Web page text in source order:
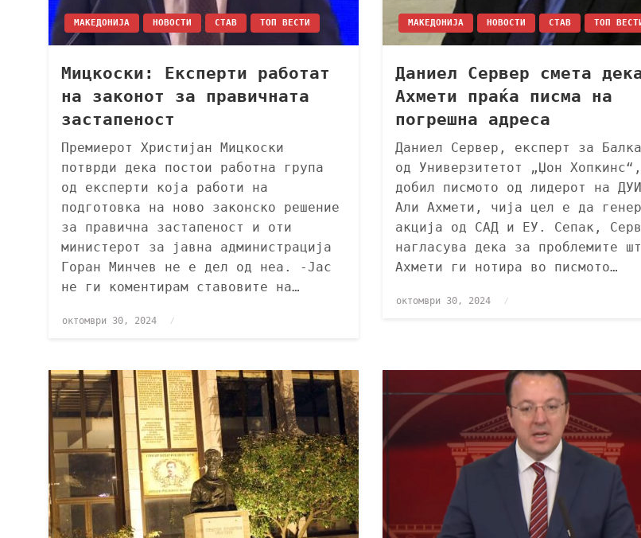
МАКЕДОНИЈА НОВОСТИ СТАВ ТОП ВЕСТИ
Мицкоски: Eксперти работaт
на законот за правичната
застапеност
Премиерот Христијан Мицкоски
потврди дека постои работна група
од експерти која работи на
подготовка на ново законско решение
за правична застапеност и оти
министерот за јавна администрација
Горан Минчев не е дел од неа. -Јас
не ги коментирам ставовите на…
октомври 30, 2024
МАКЕДОНИЈА НОВОСТИ СТАВ ТОП
Даниел Сервер смета
Ахмети праќа писма на
погрешна адреса
Даниел Сервер, експерт за
од Универзитетот „Џон
добил писмото од лидерот на
Али Ахмети, чија цел е да
акција од САД и ЕУ. Сепак,
нагласува дека за проблемите
Ахмети ги нотира во писмото…
октомври 30, 2024